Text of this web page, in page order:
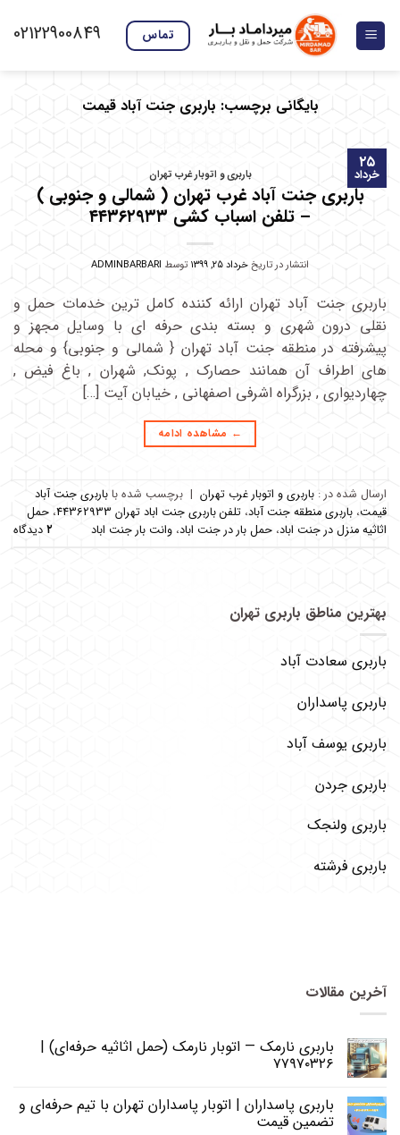
content
تماس 02122900849
بایگانی برچسب: باربری جنت آباد قیمت
۲۵
خرداد باربری و اتوبار غرب تهران
باربری جنت آباد غرب تهران ( شمالی و جنوبی )
– تلفن اسباب کشی ۴۴۳۶۲۹۳۳
انتشار در تاریخخرداد ۲۵, ۱۳۹۹ توسط ADMINBARBARI
باربری جنت آباد تهران ارائه کننده کامل ترین خدمات حمل و
نقلی درون شهری و بسته بندی حرفه ای با وسایل مجهز و
پیشرفته در منطقه جنت آباد تهران { شمالی و جنوبی} و محله
های اطراف آن همانند حصارک , پونک, شهران , باغ فیض ,
چهاردیواری , بزرگراه اشرفی اصفهانی , خیابان آیت […]
← مشاهده ادامه
ارسال شده در : باربری و اتوبار غرب تهران | برچسب‌ شده با باربری جنت آباد
قیمت، باربری منطقه جنت آباد، تلفن باربری جنت اباد تهران 44362933 ، حمل
اثاثیه منزل در جنت اباد، حمل بار در جنت اباد، وانت بار جنت اباد ۲ دیدگاه
بهترین مناطق باربری تهران
باربری سعادت آباد
باربری پاسداران
باربری یوسف آباد
باربری جردن
باربری ولنجک
باربری فرشته
آخرین مقالات
باربری نارمک — اتوبار نارمک (حمل اثاثیه حرفه‌ای) |
۷۷۹۷۰۳۲۶
باربری پاسداران | اتوبار پاسداران تهران با تیم حرفه‌ای و
تضمین قیمت